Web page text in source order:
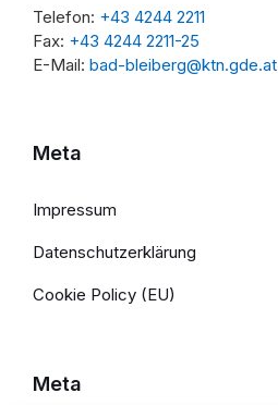
Telefon: +43 4244 2211
Fax: +43 4244 2211-25
E-Mail: bad-bleiberg@ktn.gde.at
Meta
Impressum
Datenschutzerklärung
Cookie Policy (EU)
Meta